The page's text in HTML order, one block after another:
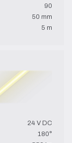
90
50 mm
5 m
24 V DC
180°